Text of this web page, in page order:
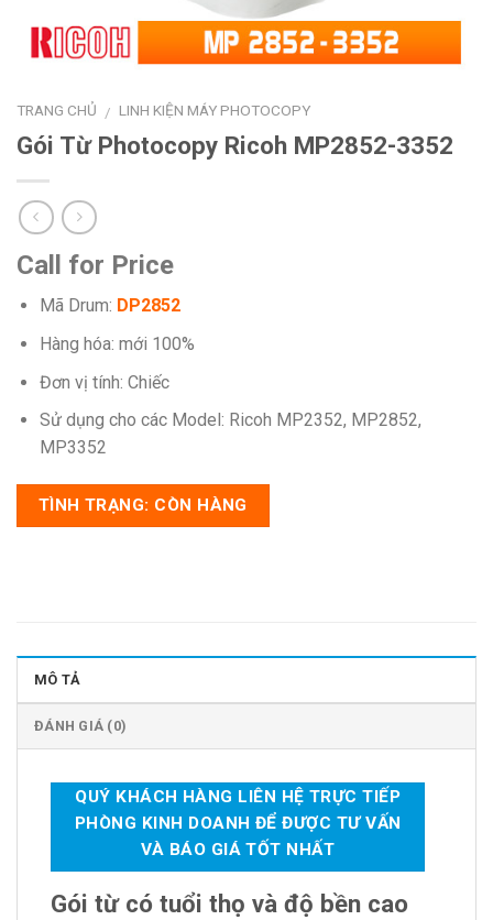
TRANG CHỦ / LINH KIỆN MÁY PHOTOCOPY
Gói Từ Photocopy Ricoh MP2852-3352
Call for Price
Mã Drum: DP2852
Hàng hóa: mới 100%
Đơn vị tính: Chiếc
Sử dụng cho các Model: Ricoh MP2352, MP2852,
MP3352
TÌNH TRẠNG: CÒN HÀNG
MÔ TẢ
ĐÁNH GIÁ (0)
QUÝ KHÁCH HÀNG LIÊN HỆ TRỰC TIẾP
PHÒNG KINH DOANH ĐỂ ĐƯỢC TƯ VẤN
VÀ BÁO GIÁ TỐT NHẤT
Gói từ có tuổi thọ và độ bền cao